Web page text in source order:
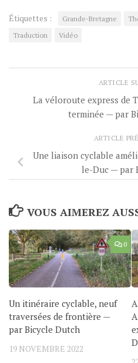
Étiquettes : Grande-Bretagne
Traduction
Vidéo
ARTICLE
La véloroute express de
terminée — par
ARTICLE
Une liaison cyclable
le-Duc — par
VOUS AIMEREZ
0
Un itinéraire cyclable, neuf
traversées de frontière —
par Bicycle Dutch
19 NOVEMBRE 2022